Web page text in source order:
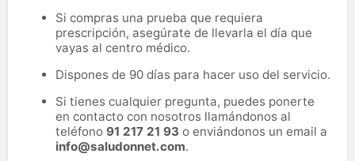
Si compras una prueba que requiera
prescripción, asegúrate de llevarla el día que
vayas al centro médico.
Dispones de 90 días para hacer uso del servicio.
Si tienes cualquier pregunta, puedes ponerte
en contacto con nosotros llamándonos al
teléfono 91 217 21 93 o enviándonos un email a
info@saludonnet.com.